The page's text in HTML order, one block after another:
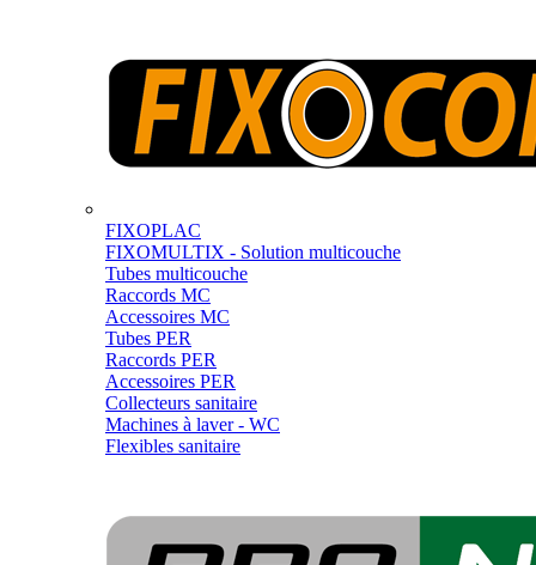
FIXOPLAC
FIXOMULTIX - Solution multicouche
Tubes multicouche
Raccords MC
Accessoires MC
Tubes PER
Raccords PER
Accessoires PER
Collecteurs sanitaire
Machines à laver - WC
Flexibles sanitaire